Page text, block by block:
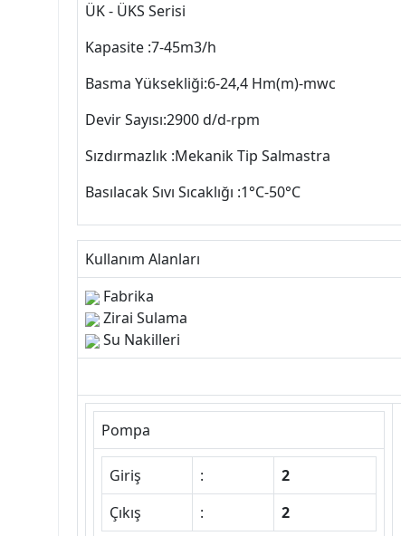
ÜK - ÜKS Serisi
Kapasite :7-45m3/h
Basma Yüksekliği:6-24,4 Hm(m)-mwc
Devir Sayısı:2900 d/d-rpm
Sızdırmazlık :Mekanik Tip Salmastra
Basılacak Sıvı Sıcaklığı :1°C-50°C
Kullanım Alanları
Fabrika
Zirai Sulama
Su Nakilleri
Pompa
Giriş :
2
Çıkış
: 2